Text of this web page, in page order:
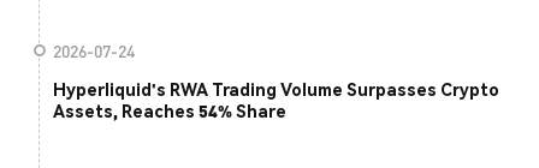
2026-07-24
Hyperliquid's RWA Trading Volume Surpasses Crypto
Assets, Reaches 54% Share